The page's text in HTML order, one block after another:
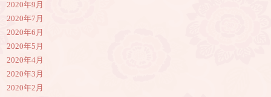
2020年9月
2020年7月
2020年6月
2020年5月
2020年4月
2020年3月
2020年2月